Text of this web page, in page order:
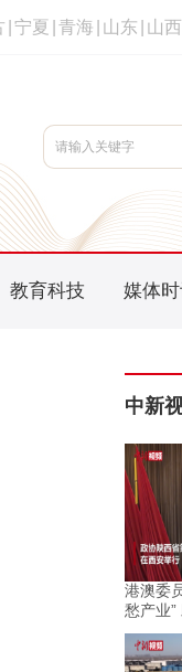
宁夏 青海 山东 山西
教育科技 媒体
中新
港澳委
愁产业